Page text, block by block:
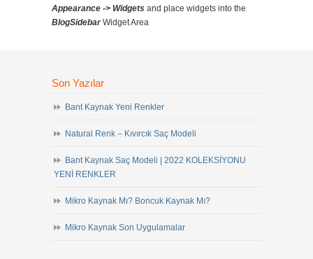
Appearance -> Widgets and place widgets into the
BlogSidebarWidget Area
Son Yazılar
Bant Kaynak Yeni Renkler
Natural Renk – Kıvırcık Saç Modeli
Bant Kaynak Saç Modeli | 2022 KOLEKSİYONU
YENİ RENKLER
Mikro Kaynak Mı? Boncuk Kaynak Mı?
Mikro Kaynak Son Uygulamalar